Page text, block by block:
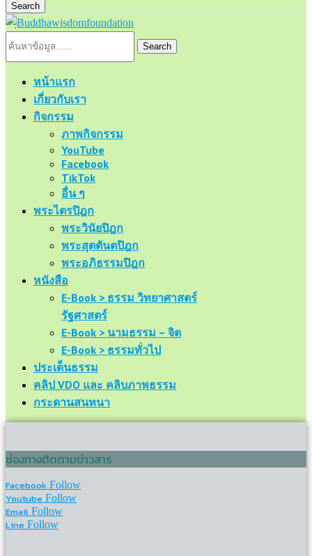
Search
Search
หน้าแรก
เกี่ยวกับเรา
กิจกรรม
ภาพกิจกรรม
YouTube
Facebook
TikTok
อื่น ๆ
พระไตรปิฎก
พระวินัยปิฎก
พระสุตตันตปิฎก
พระอภิธรรมปิฎก
หนังสือ
E-Book > ธรรม วิทยาศาสตร์
รัฐศาสตร์
E-Book > นามธรรม – จิต
E-Book > ธรรมทั่วไป
ประเด็นธรรม
คลิป VDO และ คลิบภาพธรรม
กระดานสนทนา
ช่องทางติดตามข่าวสาร
Facebook Follow
Youtube Follow
Email Follow
Line Follow